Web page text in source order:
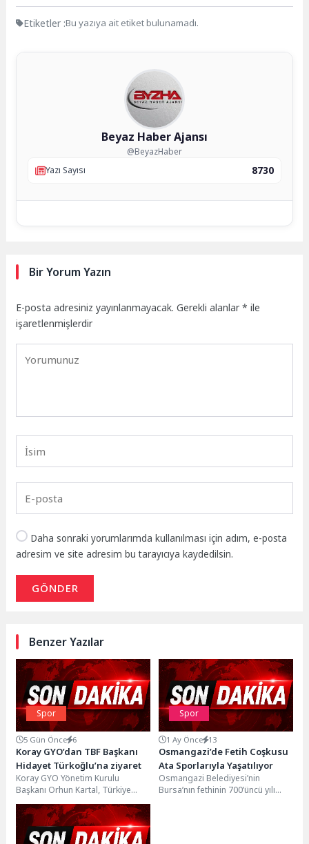
Etiketler :Bu yazıya ait etiket bulunamadı.
Beyaz Haber Ajansı
@BeyazHaber
Yazı Sayısı
8730
Bir Yorum Yazın
E-posta adresiniz yayınlanmayacak. Gerekli alanlar* ile
işaretlenmişlerdir
Daha sonraki yorumlarımda kullanılması için adım, e-posta
adresim ve site adresim bu tarayıcıya kaydedilsin.
GÖNDER
Benzer Yazılar
Spor
5 Gün Önce 6
Koray GYO’dan TBF Başkanı
Hidayet Türkoğlu’na ziyaret
Koray GYO Yönetim Kurulu
Başkanı Orhun Kartal, Türkiye
Basketbol Federasyonu (TBF)
Başkanı Hidayet
Türkoğlu'nu makamında ziyaret
etti.Turkcell Basketbol...
Spor
1 Ay Önce 13
Osmangazi’de Fetih Coşkusu
Ata Sporlarıyla Yaşatılıyor
Osmangazi Belediyesi’nin
Bursa’nın fethinin 700’üncü yılı